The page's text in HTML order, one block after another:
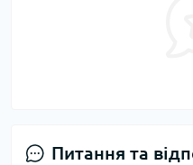
Питання та